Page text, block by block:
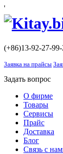
'
(+86)13-92-27-
Заявка на прайсы
Задать вопрос
О фирме
Товары
Сервисы
Прайс
Доставка
Блог
Связь с